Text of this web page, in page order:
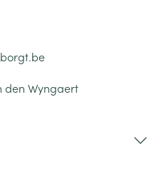
den Wyngaert